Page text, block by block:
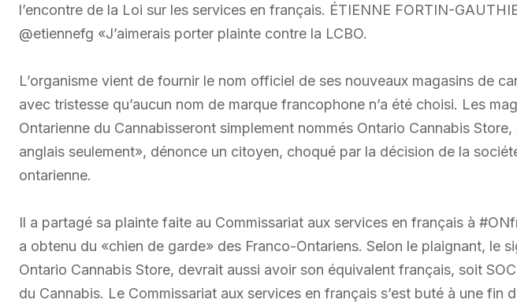
l’encontre de la Loi sur les services en français. ÉTIENNE FORTIN-
@etiennefg «J’aimerais porter plainte contre la LCBO.
L’organisme vient de fournir le nom officiel de ses nouveaux magasins de
avec tristesse qu’aucun nom de marque francophone n’a été choisi. Les
Ontarienne du Cannabisseront simplement nommés Ontario Cannabis
anglais seulement», dénonce un citoyen, choqué par la décision de la
ontarienne.
Il a partagé sa plainte faite au Commissariat aux services en français à
a obtenu du «chien de garde» des Franco-Ontariens. Selon le plaignant, le
Ontario Cannabis Store, devrait aussi avoir son équivalent français, soit
du Cannabis. Le Commissariat aux services en français s’est buté à une fin